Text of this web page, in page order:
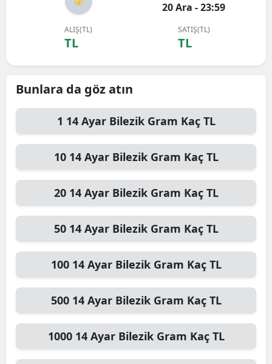
20 Ara - 23:59
ALIŞ(TL)
TL
SATIŞ(TL)
TL
Bunlara da göz atın
1 14 Ayar Bilezik Gram Kaç TL
10 14 Ayar Bilezik Gram Kaç TL
20 14 Ayar Bilezik Gram Kaç TL
50 14 Ayar Bilezik Gram Kaç TL
100 14 Ayar Bilezik Gram Kaç TL
500 14 Ayar Bilezik Gram Kaç TL
1000 14 Ayar Bilezik Gram Kaç TL